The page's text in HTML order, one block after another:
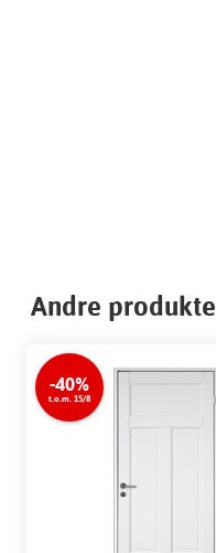
Andre
-40%
t.o.m. 15/8